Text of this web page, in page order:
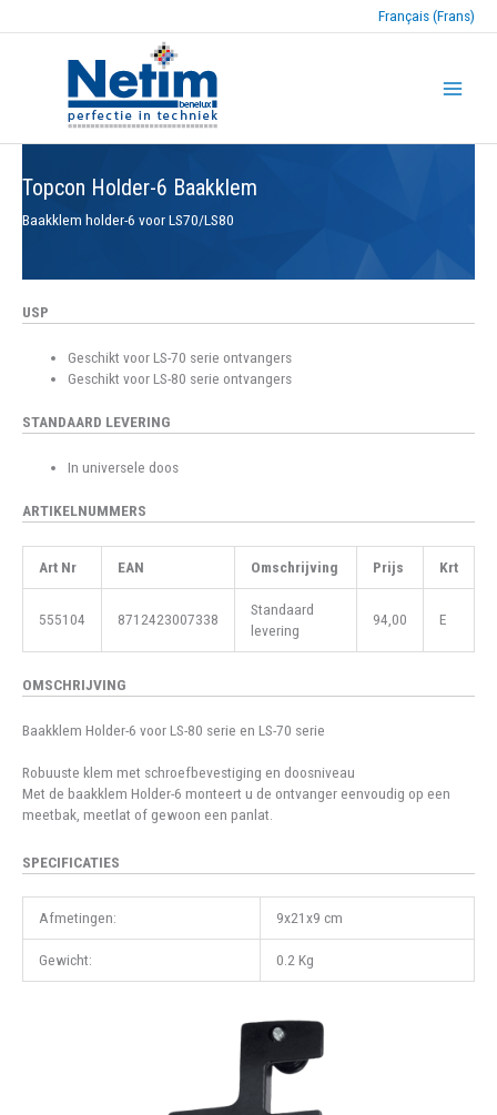
Français (Frans)
Topcon Holder-6 Baakklem
Baakklem holder-6 voor LS70/LS80
USP
Geschikt voor LS-70 serie ontvangers
Geschikt voor LS-80 serie ontvangers
STANDAARD LEVERING
In universele doos
ARTIKELNUMMERS
Art Nr EAN Omschrijving Prijs Krt
555104 8712423007338
Standaard
levering
94,00 E
OMSCHRIJVING
Baakklem Holder-6 voor LS-80 serie en LS-70 serie
Robuuste klem met schroefbevestiging en doosniveau
Met de baakklem Holder-6 monteert u de ontvanger eenvoudig op een
meetbak, meetlat of gewoon een panlat.
SPECIFICATIES
Afmetingen: 9x21x9 cm
Gewicht: 0.2 Kg